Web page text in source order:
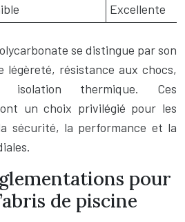
Excellente
se distingue par son
légèreté, résistance aux chocs,
thermique. Ces
un choix privilégié pour les
sécurité, la performance et la
pour
de piscine